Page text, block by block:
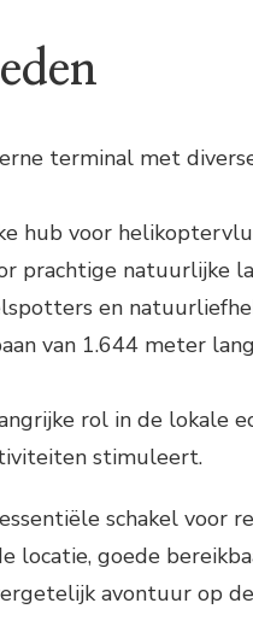
terminal met
hub voor
prachtige natuurlijke
en
van 1.644 meter
rol in de lokale
stimuleert.
schakel voor
locatie, goede
avontuur op